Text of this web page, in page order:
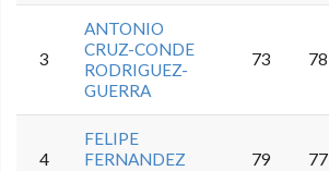
3
ANTONIO
CRUZ-CONDE
RODRIGUEZ-
GUERRA
73 78
4
FELIPE
FERNANDEZ
79 77